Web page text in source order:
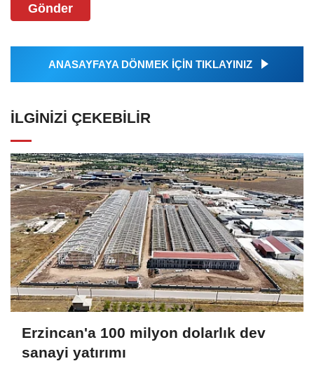
Gönder
ANASAYFAYA DÖNMEK İÇİN TIKLAYINIZ
İLGINIZI ÇEKEBILIR
Erzincan'a 100 milyon dolarlık dev
sanayi yatırımı